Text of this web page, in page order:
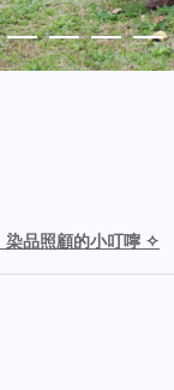
品照顧的小叮嚀 ✧